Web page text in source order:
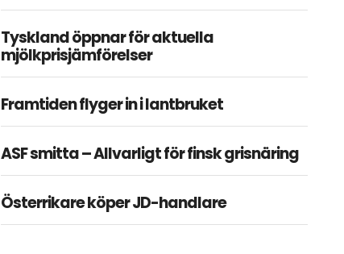
Tyskland öppnar för aktuella
mjölkprisjämförelser
Framtiden flyger in i lantbruket
ASF smitta – Allvarligt för finsk grisnäring
Österrikare köper JD-handlare